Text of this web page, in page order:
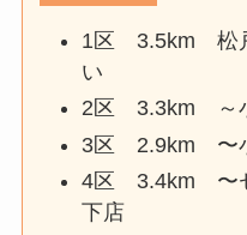
1区 3.5km 松
い
2区 3.3km ～
3区 2.9km 〜
4区 3.4km 〜
下店